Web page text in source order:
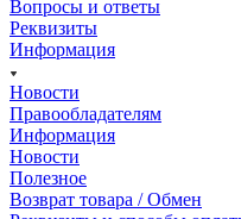
Вопросы и ответы
Реквизиты
Информация
Новости
Правообладателям
Информация
Новости
Полезное
Возврат товара / Обмен